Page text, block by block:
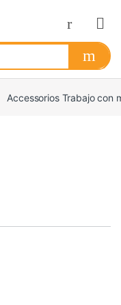
Accessorios Trabajo con